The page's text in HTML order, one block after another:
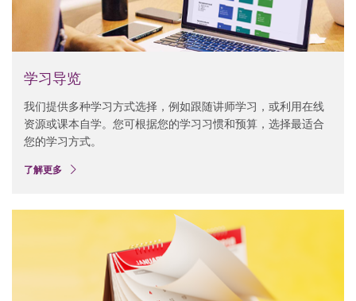
学习导览
我们提供多种学习方式选择，例如跟随讲师学习，或利用在线
资源或课本自学。您可根据您的学习习惯和预算，选择最适合
您的学习方式。
了解更多